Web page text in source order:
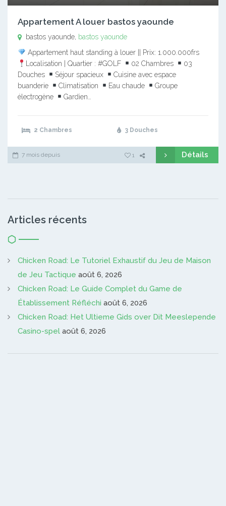
Appartement A louer bastos yaounde
bastos yaounde, bastos yaounde
Appartement haut standing à louer || Prix: 1.000.000frs
Localisation | Quartier : #GOLF
02 Chambres
03
Douches
Séjour spacieux
Cuisine avec espace
buanderie
Climatisation Eau chaude
Groupe
électrogène
Gardien…
2 Chambres 3 Douches
7 mois depuis 1 Détails
Articles récents
Chicken Road: Le Tutoriel Exhaustif du Jeu de Maison
de Jeu Tactique août 6, 2026
Chicken Road: Le Guide Complet du Game de
Établissement Réfléchi août 6, 2026
Chicken Road: Het Ultieme Gids over Dit Meeslepende
Casino-spel août 6, 2026